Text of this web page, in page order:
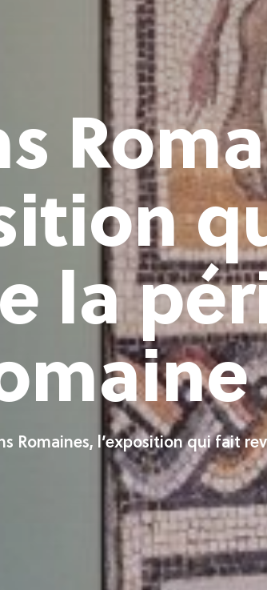
la
Romaines, l’exposition qui fait